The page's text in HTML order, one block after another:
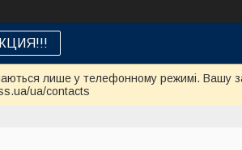
лише у телефонному режимі. Вашу
ua/contacts